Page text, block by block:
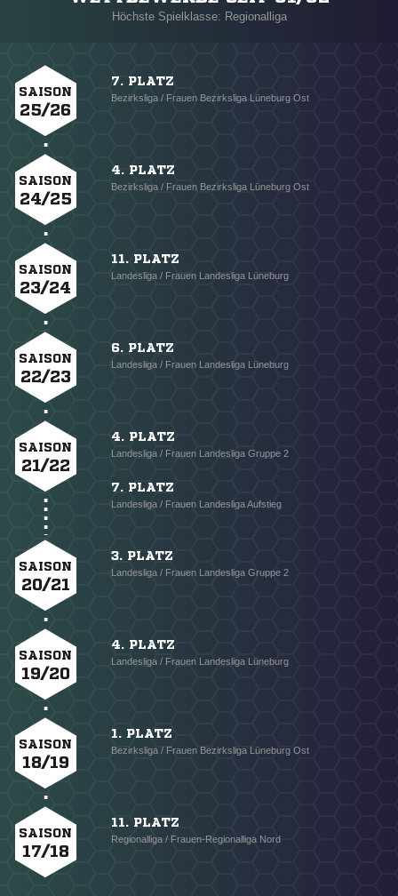
Höchste Spielklasse: Regionalliga
SAISON
25/26
7. PLATZ
Bezirksliga / Frauen Bezirksliga Lüneburg Ost
SAISON
24/25
4. PLATZ
Bezirksliga / Frauen Bezirksliga Lüneburg Ost
SAISON
23/24
11. PLATZ
Landesliga / Frauen Landesliga Lüneburg
SAISON
22/23
6. PLATZ
Landesliga / Frauen Landesliga Lüneburg
SAISON
21/22
4. PLATZ
Landesliga / Frauen Landesliga Gruppe 2
7. PLATZ
Landesliga / Frauen Landesliga Aufstieg
SAISON
20/21
3. PLATZ
Landesliga / Frauen Landesliga Gruppe 2
SAISON
19/20
4. PLATZ
Landesliga / Frauen Landesliga Lüneburg
SAISON
18/19
1. PLATZ
Bezirksliga / Frauen Bezirksliga Lüneburg Ost
SAISON
17/18
11. PLATZ
Regionalliga / Frauen-Regionalliga Nord